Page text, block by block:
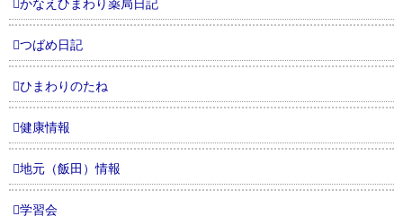
かなえひまわり薬局日記
つばめ日記
ひまわりのたね
健康情報
地元（飯田）情報
学習会